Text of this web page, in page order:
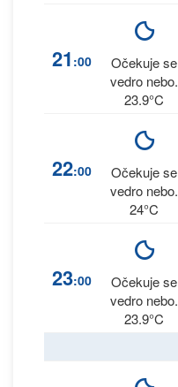
21 :00
Očekuje se
vedro nebo.
23.9°C
22:00
Očekuje se
vedro nebo.
24°C
23:00
Očekuje se
vedro nebo.
23.9°C